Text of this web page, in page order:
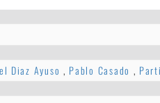
Diaz Ayuso , Pablo Casado ,